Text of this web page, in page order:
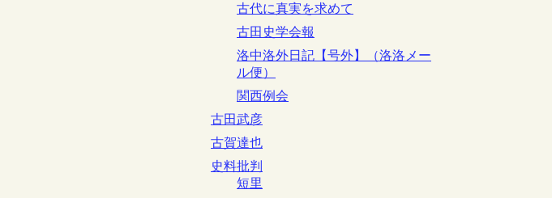
古代に真実を求めて
古田史学会報
洛中洛外日記【号外】（洛洛メー
ル便）
関西例会
古田武彦
古賀達也
史料批判
短里